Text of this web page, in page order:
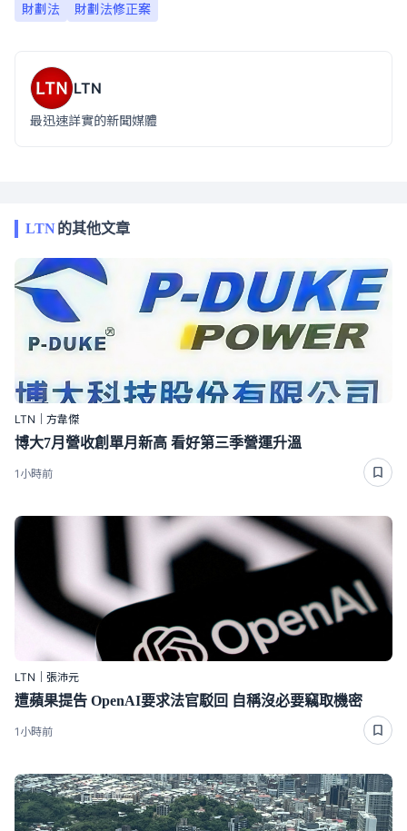
財劃法 財劃法修正案
LTN
最迅速詳實的新聞媒體
LTN的其他文章
LTN｜方韋傑
博大7月營收創單月新高 看好第三季營運升溫
1小時前
LTN｜張沛元
遭蘋果提告 OpenAI要求法官駁回 自稱沒必要竊取機密
1小時前